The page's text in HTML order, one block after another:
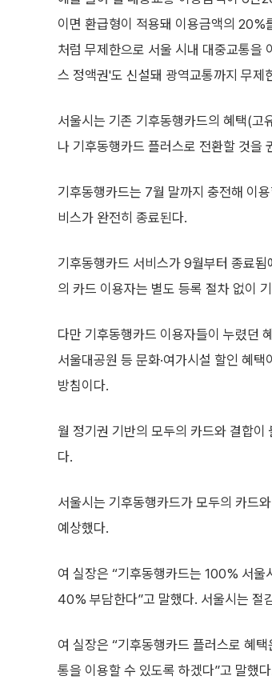
이면 환급형이 적용돼 이용금액의
처럼 무제한으로 서울 시내 대중교통을
스 정액권'도 신설돼 광역교통까지 무제
서울시는 기존 기후동행카드의 혜택(고
나 기후동행카드 플러스로 전환할 것을
기후동행카드는 7월 말까지 충전해 이
비스가 완전히 종료된다.
기후동행카드 서비스가 9월부터 종료
의 카드 이용자는 별도 등록 절차 없이
다만 기후동행카드 이용자들이 누렸던
서울대공원 등 문화·여가시설 할인 혜
방침이다.
월 정기권 기반의 모두의 카드와 결합이
다.
서울시는 기후동행카드가 모두의 카드
예상했다.
여 실장은 “기후동행카드는 100% 서
40% 부담한다”고 말했다. 서울시는 절
여 실장은 “기후동행카드 플러스로 혜
통을 이용할 수 있도록 하겠다”고 말했